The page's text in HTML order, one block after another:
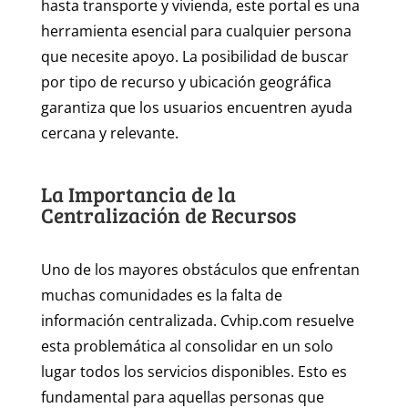
hasta transporte y vivienda, este portal es una
herramienta esencial para cualquier persona
que necesite apoyo. La posibilidad de buscar
por tipo de recurso y ubicación geográfica
garantiza que los usuarios encuentren ayuda
cercana y relevante.
La Importancia de la
Centralización de Recursos
Uno de los mayores obstáculos que enfrentan
muchas comunidades es la falta de
información centralizada. Cvhip.com resuelve
esta problemática al consolidar en un solo
lugar todos los servicios disponibles. Esto es
fundamental para aquellas personas que